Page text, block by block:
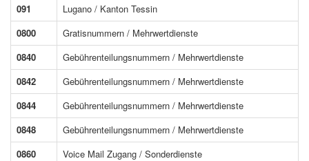
091
Lugano / Kanton Tessin
0800
Gratisnummern / Mehrwertdienste
0840
Gebührenteilungsnummern / Mehrwertdienste
0842
Gebührenteilungsnummern / Mehrwertdienste
0844
Gebührenteilungsnummern / Mehrwertdienste
0848
Gebührenteilungsnummern / Mehrwertdienste
0860
Voice Mail Zugang / Sonderdienste